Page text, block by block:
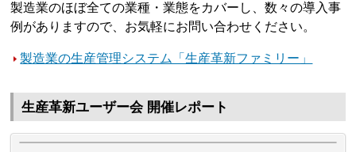
製造業のほぼ全ての業種・業態をカバーし、数々の導入事
例がありますので、お気軽にお問い合わせください。
製造業の生産管理システム「生産革新ファミリー」
生産革新ユーザー会 開催レポート